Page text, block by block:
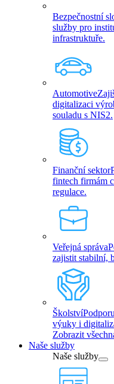
Bezpečnostní
služby pro
infrastruktuře.
Automotive
digitalizaci
souladu s NIS2.
Finanční sektor
fintech firmám
regulace.
Veřejná správa
zajistit stabilní,
Školství
výuky i
Zobrazit
Naše služby
Naše služby